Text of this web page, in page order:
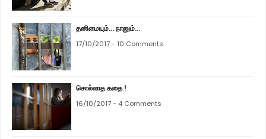
தனிமையும்... நானும்...
17/10/2017 - 10 Comments
சொல்லாத கதை !
16/10/2017 - 4 Comments